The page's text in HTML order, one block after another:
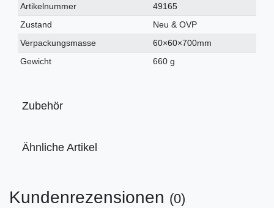
Technisches
Merkmal
Wert
Artikelnummer
49165
Zustand
Neu & OVP
Verpackungsmasse
60×60×700mm
Gewicht
660 g
Zubehör
Ähnliche Artikel
Kundenrezensionen (0)